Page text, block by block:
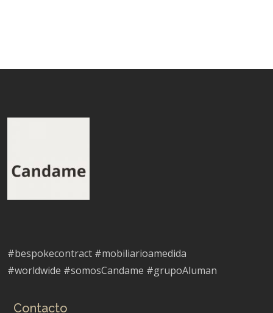
#bespokecontract #mobiliarioamedida
#worldwide #somosCandame #grupoAluman
Contacto